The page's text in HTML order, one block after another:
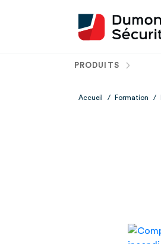
PRODUITS
Accueil / Formation /